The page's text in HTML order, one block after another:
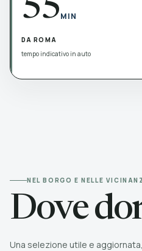
55MIN
DA ROMA
tempo indicativo in auto
NEL BORGO E NELLE
Dove
Una selezione utile e